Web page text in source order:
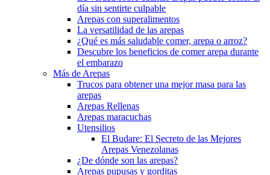
día sin sentirte culpable
Arepas con superalimentos
La versatilidad de las arepas
¿Qué es más saludable comer, arepa o arroz?
Descubre los beneficios de comer arepa durante
el embarazo
Más de Arepas
Trucos para obtener una mejor masa para las
arepas
Arepas Rellenas
Arepas maracuchas
Utensilios
El Budare: El Secreto de las Mejores
Arepas Venezolanas
¿De dónde son las arepas?
Arepas pupusas y gorditas